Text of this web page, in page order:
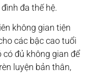
đa thế hệ.
không gian tiện
các bậc cao tuổi
đủ không gian để
luyện bản thân,